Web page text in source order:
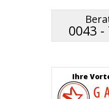
0043 -
Ihre